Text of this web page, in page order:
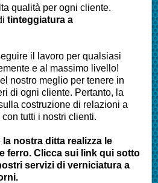
qualità per ogni cliente.
tinteggiatura a
il lavoro per qualsiasi
e al massimo livello!
nostro meglio per tenere in
di ogni cliente. Pertanto, la
costruzione di relazioni a
tutti i nostri clienti.
nostra ditta realizza le
ferro. Clicca sui link qui sotto
servizi di verniciatura a